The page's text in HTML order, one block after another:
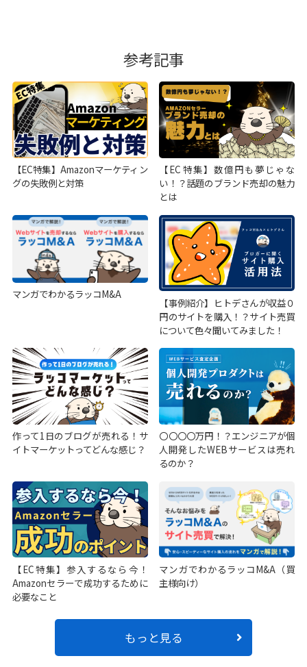
参考記事
【EC特集】Amazonマーケティン
グの失敗例と対策
【EC特集】数億円も夢じゃな
い！？話題のブランド売却の魅力
とは
マンガでわかるラッコM&A
【事例紹介】ヒトデさんが収益０
円のサイトを購入！？サイト売買
について色々聞いてみました！
作って1日のブログが売れる！サ
イトマーケットってどんな感じ？
〇〇〇〇万円！？エンジニアが個
人開発したWEBサービスは売れ
るのか？
【EC特集】参入するなら今！
Amazonセラーで成功するために
必要なこと
マンガでわかるラッコM&A（買
主様向け）
もっと見る